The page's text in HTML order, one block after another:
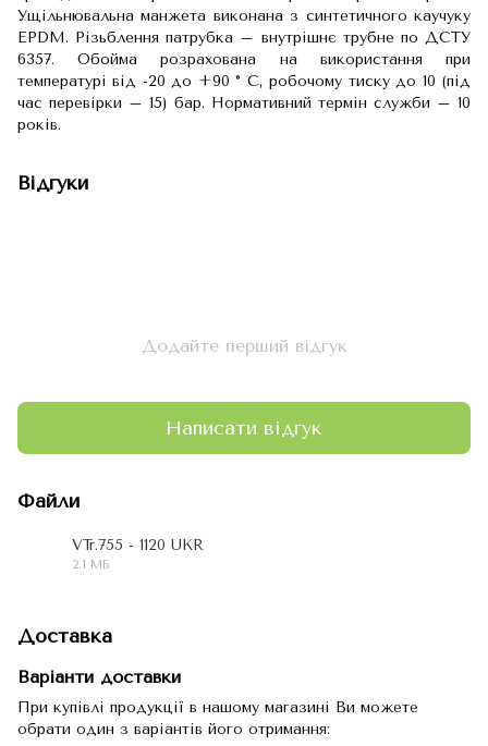
Ущільнювальна манжета виконана з синтетичного каучуку
EPDM. Різьблення патрубка – внутрішнє трубне по ДСТУ
6357. Обойма розрахована на використання при
температурі від -20 до +90 ° C, робочому тиску до 10 (під
час перевірки – 15) бар. Нормативний термін служби – 10
років.
Відгуки
Додайте перший відгук
Написати відгук
Файли
VTr.755 - 1120 UKR
2.1 МБ
Доставка
Варіанти доставки
При купівлі продукції в нашому магазині Ви можете
обрати один з варіантів його отримання: